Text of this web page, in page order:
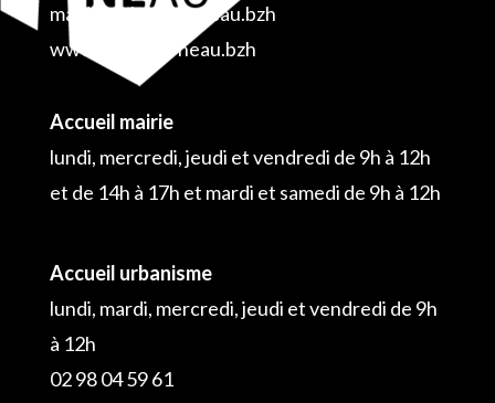
mairie@plouguerneau.bzh
www.plouguerneau.bzh
Accueil mairie
lundi, mercredi, jeudi et vendredi de 9h à 12h
et de 14h à 17h et mardi et samedi de 9h à 12h
Accueil urbanisme
lundi, mardi, mercredi, jeudi et vendredi de 9h
à 12h
02 98 04 59 61